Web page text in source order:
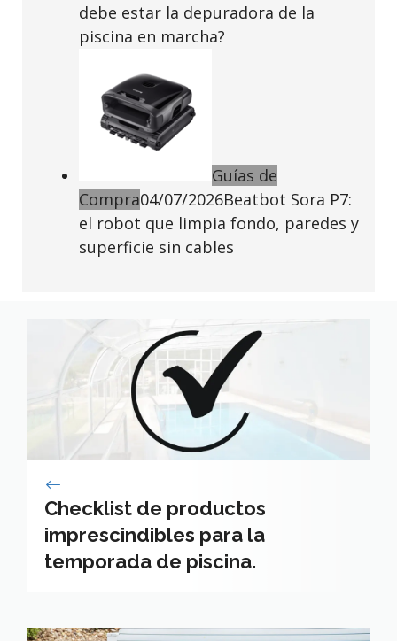
debe estar la depuradora de la
piscina en marcha?
Guías de
Compra04/07/2026Beatbot Sora P7:
el robot que limpia fondo, paredes y
superficie sin cables
Checklist de productos
imprescindibles para la
temporada de piscina.